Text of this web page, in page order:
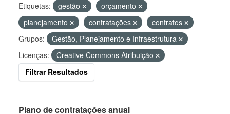
Etiquetas: gestão
orçamento
planejamento
contratações
contratos
Grupos:
Gestão, Planejamento e Infraestrutura
Licenças:
Creative Commons Atribuição
Filtrar Resultados
Plano de contratações anual